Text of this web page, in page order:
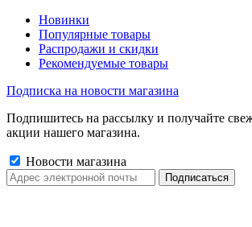
Новинки
Популярные товары
Распродажи и скидки
Рекомендуемые товары
Подписка на новости магазина
Подпишитесь на рассылку и получайте
акции нашего магазина.
Новости магазина